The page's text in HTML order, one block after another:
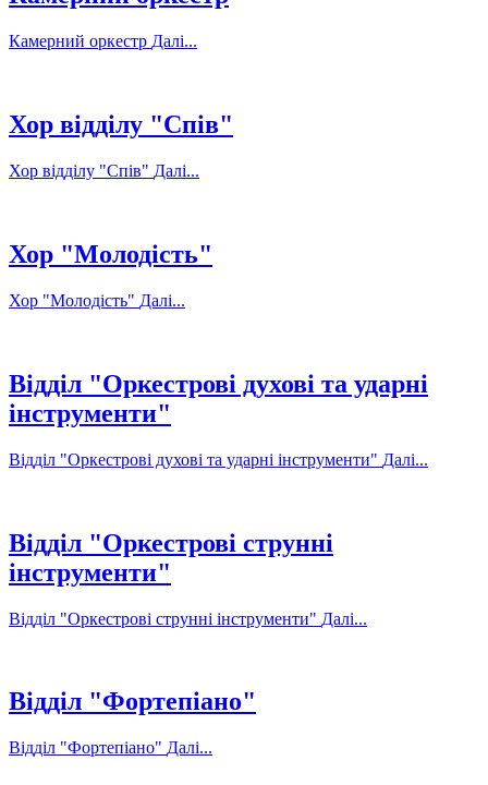
Камерний оркестр Далі...
Хор відділу "Спів"
Хор відділу "Спів" Далі...
Хор "Молодість"
Хор "Молодість" Далі...
Відділ "Оркестрові духові та ударні
інструменти"
Відділ "Оркестрові духові та ударні інструменти" Далі...
Відділ "Оркестрові струнні
інструменти"
Відділ "Оркестрові струнні інструменти" Далі...
Відділ "Фортепіано"
Відділ "Фортепіано" Далі...